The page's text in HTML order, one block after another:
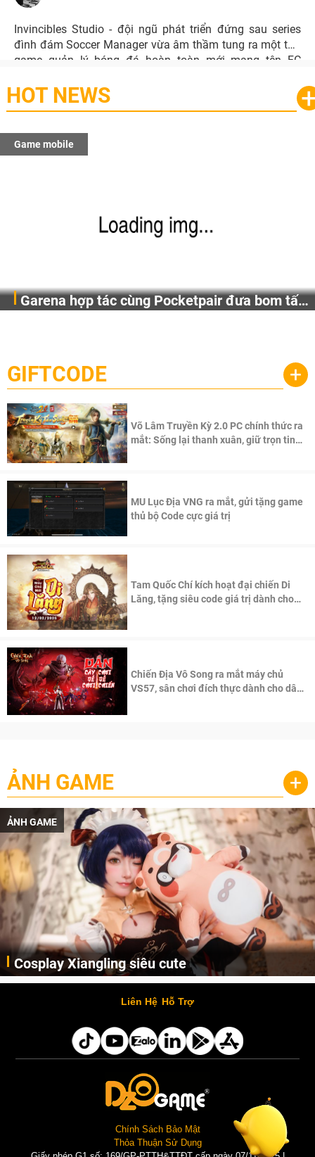
Invincibles Studio - đội ngũ phát triển đứng sau series
đình đám Soccer Manager vừa âm thầm tung ra một tựa
game quản lý bóng đá hoàn toàn mới mang tên FC
HOT NEWS
Game mobile
Garena hợp tác cùng Pocketpair đưa bom tấn
cầu, theo giấy phép chính thức từ công ty game Nhật Bản
Pocketpair, Inc.
GIFTCODE +
Võ Lâm Truyền Kỳ 2.0 PC chính thức ra
mắt: Sống lại thanh xuân, giữ trọn tinh
MU Lục Địa VNG ra mắt, gửi tặng game
thủ bộ Code cực giá trị
Tam Quốc Chí kích hoạt đại chiến Di
Lăng, tặng siêu code giá trị dành cho
Chiến Địa Vô Song ra mắt máy chủ
VS57, sân chơi đích thực dành cho dân
ẢNH GAME +
ẢNH GAME
Cosplay Xiangling siêu cute
Cùng thưởng thức những hình ảnh cosplay Xiangling trong Genshin Impact siêu dễ thương của người dùng Weibo "阿包也是兔娘"
Liên Hệ Hỗ Trợ
Chính Sách Bảo Mật
Thỏa Thuận Sử Dụng